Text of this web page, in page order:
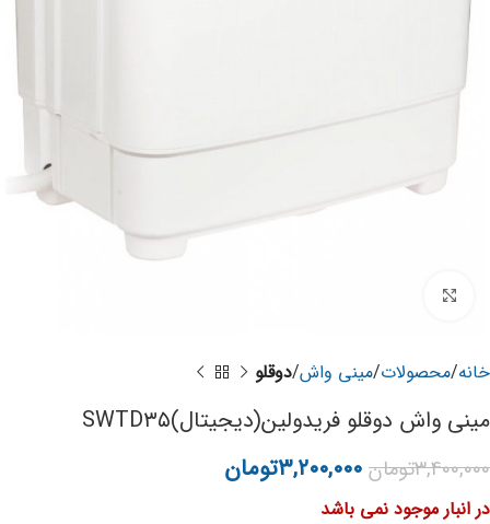
خانه محصولات مینی واش دوقلو
مینی واش دوقلو فریدولین(دیجیتال)SWTD۳۵
۳,۴۰۰,۰۰۰تومان ۳,۲۰۰,۰۰۰تومان
در انبار موجود نمی باشد